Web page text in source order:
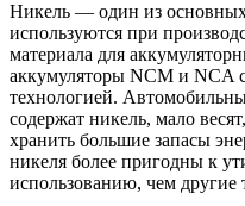
Никель — один из
используются при
материала для
аккумуляторы NCM и NCA
технологией.
содержат никель, мало
хранить большие запасы
никеля более пригодны к
использованию, чем другие